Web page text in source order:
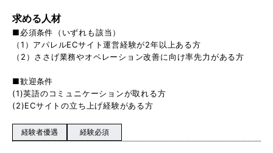
求める人材
■必須条件（いずれも該当）
（1）アパレルECサイト運営経験が2年以上ある方
（2）ささげ業務やオペレーション改善に向け率先力がある方
■歓迎条件
(1)英語のコミュニケーションが取れる方
(2)ECサイトの立ち上げ経験がある方
経験者優遇 経験必須